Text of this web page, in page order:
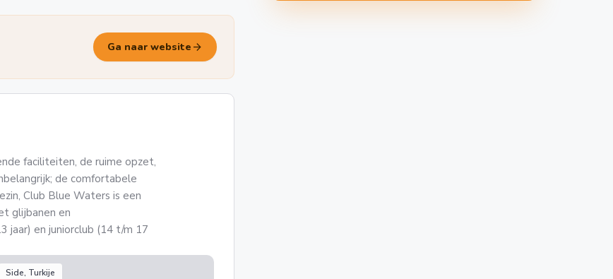
Ga naar website arrow_forward
faciliteiten, de ruime opzet,
de comfortabele
Club Blue Waters is een
glijbanen en
jaar) en juniorclub (14 t/m 17
Side, Turkije